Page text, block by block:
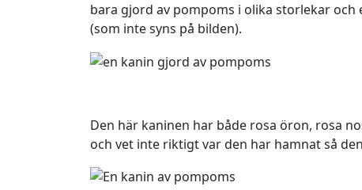
bara gjord av pompoms i olika storlekar
(som inte syns på bilden).
Den här kaninen har både rosa öron, rosa
och vet inte riktigt var den har hamnat så